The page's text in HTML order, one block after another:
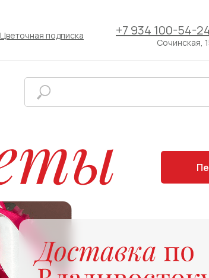
Цветочная подписка +7 934 100-54-
Сочинская,